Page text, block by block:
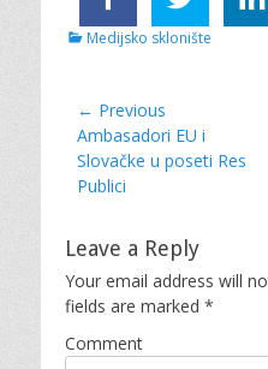
C
Medijsko sklonište
Post
navigation
← Previous
Previous
post:
Ambasadori EU i
Slovačke u poseti Res
Publici
Leave a Reply
Your email address will
fields are marked *
Comment